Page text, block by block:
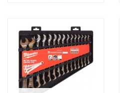
Porovnat